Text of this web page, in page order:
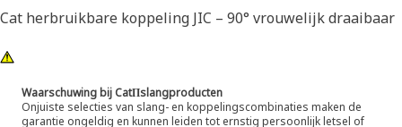
Cat herbruikbare koppeling JIC – 90° vrouwelijk draaibaar
Waarschuwing bij CatΠslangproducten
Onjuiste selecties van slang- en koppelingscombinaties maken de
garantie ongeldig en kunnen leiden tot ernstig persoonlijk letsel of